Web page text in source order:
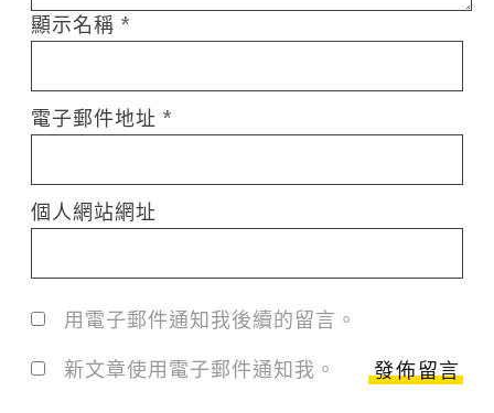
顯示名稱 *
電子郵件地址 *
個人網站網址
用電子郵件通知我後續的留言。
新文章使用電子郵件通知我。